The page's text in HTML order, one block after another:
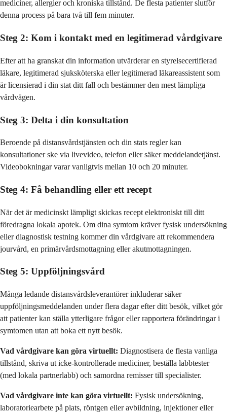
mediciner, allergier och kroniska tillstånd. De flesta patienter slutför
denna process på bara två till fem minuter.
Steg 2: Kom i kontakt med en legitimerad vårdgivare
Efter att ha granskat din information utvärderar en styrelsecertifierad
läkare, legitimerad sjuksköterska eller legitimerad läkareassistent som
är licensierad i din stat ditt fall och bestämmer den mest lämpliga
vårdvägen.
Steg 3: Delta i din konsultation
Beroende på distansvårdstjänsten och din stats regler kan
konsultationer ske via livevideo, telefon eller säker meddelandetjänst.
Videobokningar varar vanligtvis mellan 10 och 20 minuter.
Steg 4: Få behandling eller ett recept
När det är medicinskt lämpligt skickas recept elektroniskt till ditt
föredragna lokala apotek. Om dina symtom kräver fysisk undersökning
eller diagnostisk testning kommer din vårdgivare att rekommendera
jourvård, en primärvårdsmottagning eller akutmottagningen.
Steg 5: Uppföljningsvård
Många ledande distansvårdsleverantörer inkluderar säker
uppföljningsmeddelanden under flera dagar efter ditt besök, vilket gör
att patienter kan ställa ytterligare frågor eller rapportera förändringar i
symtomen utan att boka ett nytt besök.
Vad vårdgivare kan göra virtuellt: Diagnostisera de flesta vanliga
tillstånd, skriva ut icke-kontrollerade mediciner, beställa labbtester
(med lokala partnerlabb) och samordna remisser till specialister.
Vad vårdgivare inte kan göra virtuellt: Fysisk undersökning,
laboratoriearbete på plats, röntgen eller avbildning, injektioner eller